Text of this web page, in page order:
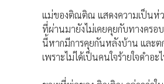
แม่ของติณติณ แสดงความเป็นห่ว
ที่ผ่านมายังไม่เคยคุยกับทางครอ
นี้หากมีการคุยกันหลังบ้าน และต
เพราะไม่ได้เป็นคนใจร้ายใจดําอะ